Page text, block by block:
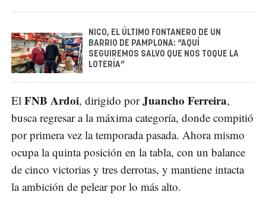
NICO, EL ÚLTIMO FONTANERO DE UN
BARRIO DE PAMPLONA: “AQUÍ
SEGUIREMOS SALVO QUE NOS TOQUE LA
LOTERÍA”
El FNB Ardoi, dirigido porJuancho Ferreira,
busca regresar a la máxima categoría, donde compitió
por primera vez la temporada pasada. Ahora mismo
ocupa la quinta posición en la tabla, con un balance
de cinco victorias y tres derrotas, y mantiene intacta
la ambición de pelear por lo más alto.